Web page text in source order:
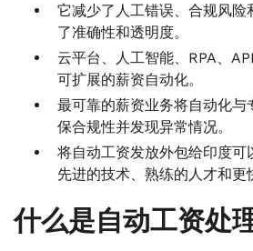
它减少了人工错误、合规风险
了准确性和透明度。
云平台、人工智能、RPA、
可扩展的薪资自动化。
最可靠的薪资业务将自动化与
保合规性并发现异常情况。
将自动工资发放外包给印度可
先进的技术、熟练的人才和更
什么是自动工资处